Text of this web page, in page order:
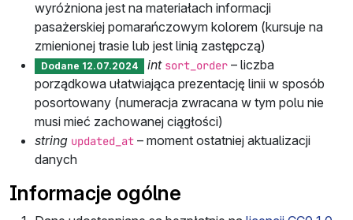
wyróżniona jest na materiałach informacji
pasażerskiej pomarańczowym kolorem (kursuje na
zmienionej trasie lub jest linią zastępczą)
Dodane 12.07.2024 int sort_order– liczba
porządkowa ułatwiająca prezentację linii w sposób
posortowany (numeracja zwracana w tym polu nie
musi mieć zachowanej ciągłości)
string updated_at – moment ostatniej aktualizacji
danych
Informacje ogólne